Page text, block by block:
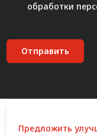
обработки
Отправить
Предложить